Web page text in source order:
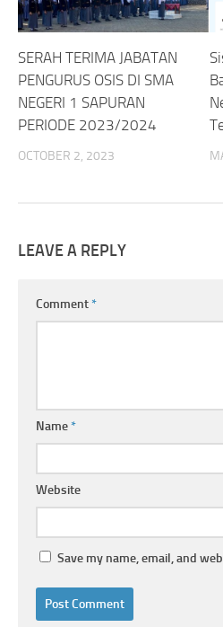
SERAH TERIMA JABATAN
PENGURUS OSIS DI SMA
NEGERI 1 SAPURAN
PERIODE 2023/2024
OCTOBER 2, 2023
LEAVE A REPLY
Comment*
Name*
Website
Save my name, email, and